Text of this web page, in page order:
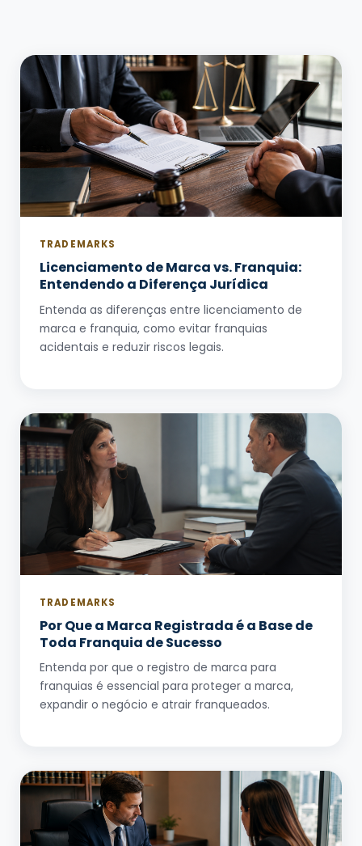
TRADEMARKS
Licenciamento de Marca vs. Franquia:
Entendendo a Diferença Jurídica
Entenda as diferenças entre licenciamento de
marca e franquia, como evitar franquias
acidentais e reduzir riscos legais.
TRADEMARKS
Por Que a Marca Registrada é a Base de
Toda Franquia de Sucesso
Entenda por que o registro de marca para
franquias é essencial para proteger a marca,
expandir o negócio e atrair franqueados.